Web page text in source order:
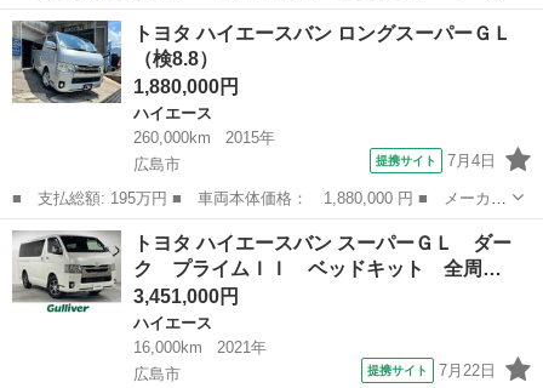
ー名： トヨタ ■ 車種名： ハイエースバン ■ グレード名： ス
ーパーＧＬ ダークプライムＩＩ フルセグ メモリーナビ ＤＶＤ
再生 ミ...
広島 広島市 ハイエース
トヨタ ハイエースバン ロングスーパーＧＬ
（検8.8）
1,880,000円
ハイエース
260,000km
2015年
広島市
提携サイト 7月4日
■ 支払総額: 195万円 ■ 車両本体価格： 1,880,000 円 ■ メーカー
名： トヨタ ■ 車種名： ハイエースバン ■ グレード名： ロン
グスーパーＧＬ ■ 排気量： 3000cc ■ ドア枚数： 5D ■ ミ...
広島 広島市 ハイエース
トヨタ ハイエースバン スーパーＧＬ ダー
ク プライムＩＩ ベッドキット 全周…
3,451,000円
ハイエース
16,000km
2021年
広島市
提携サイト 7月22日